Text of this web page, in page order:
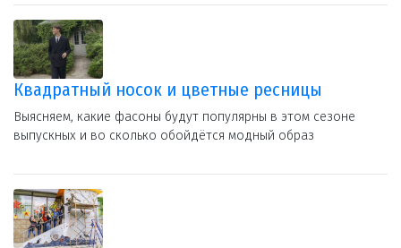
Квадратный носок и цветные ресницы
Выясняем, какие фасоны будут популярны в этом сезоне
выпускных и во сколько обойдётся модный образ